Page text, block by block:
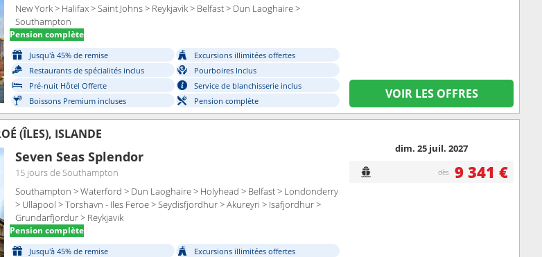
New York > Halifax > Saint Johns > Reykjavik > Belfast > Dun Laoghaire >
Southampton
Pension complète
Jusqu'à 45% de remise
Excursions illimitées offertes
Restaurants de spécialités inclus
Pourboires Inclus
Pré-nuit Hôtel Offerte
Service de blanchisserie inclus
Boissons Premium incluses
Pension complète VOIR LES OFFRES
(ÎLES), ISLANDE
Seven Seas Splendor
15 joursde Southampton
Southampton > Waterford > Dun Laoghaire > Holyhead > Belfast > Londonderry
> Ullapool > Torshavn - Iles Feroe > Seydisfjordhur > Akureyri > Isafjordhur >
Grundarfjordur > Reykjavik
Pension complète
Jusqu'à 45% de remise
Excursions illimitées offertes
dim. 25 juil. 2027
dès 9 341 €